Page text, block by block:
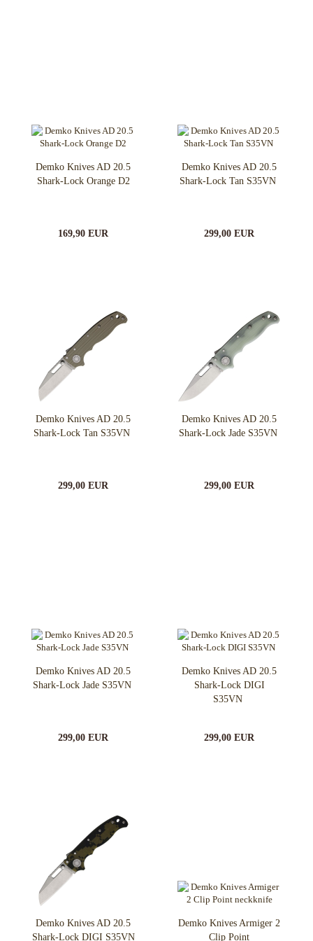
Demko Knives AD 20.5
Shark-Lock Orange D2
169,90 EUR
Demko Knives AD 20.5
Shark-Lock Tan S35VN
299,00 EUR
Demko Knives AD 20.5
Shark-Lock Tan S35VN
299,00 EUR
Demko Knives AD 20.5
Shark-Lock Jade S35VN
299,00 EUR
Demko Knives AD 20.5
Shark-Lock Jade S35VN
299,00 EUR
Demko Knives AD 20.5
Shark-Lock DIGI
S35VN
299,00 EUR
Demko Knives AD 20.5
Shark-Lock DIGI S35VN
Demko Knives Armiger 2
Clip Point